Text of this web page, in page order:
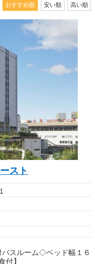
おすすめ順 安い順 高い順
スト
スルーム◇ベッド幅１６
付】